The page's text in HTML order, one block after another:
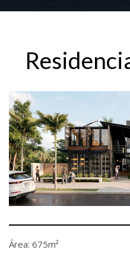
Área: 675m²